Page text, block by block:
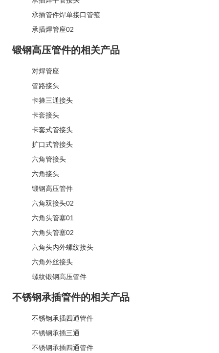
承插管件焊单接口管箍
承插焊管座02
锻钢高压管件的相关产品
对焊管座
管路接头
卡箍三通接头
卡套接头
卡套式管接头
扩口式管接头
六角管接头
六角接头
锻钢高压管件
六角双接头02
六角头管塞01
六角头管塞02
六角头内外螺纹接头
六角外丝接头
螺纹锻钢高压管件
不锈钢承插管件的相关产品
不锈钢承插四通管件
不锈钢承插三通
不锈钢承插四通管件